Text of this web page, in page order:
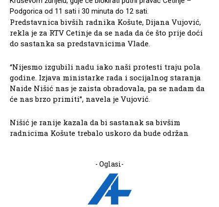
Podgorica od 11 sati i 30 minuta do 12 sati.
Predstavnica bivših radnika Košute, Dijana Vujović,
rekla je za RTV Cetinje da se nada da će što prije doći
do sastanka sa predstavnicima Vlade.
“Nijesmo izgubili nadu iako naši protesti traju pola
godine. Izjava ministarke rada i socijalnog staranja
Naide Nišić nas je zaista obradovala, pa se nadam da
će nas brzo primiti”, navela je Vujović.
Nišić je ranije kazala da bi sastanak sa bivšim
radnicima Košute trebalo uskoro da bude održan
- Oglasi-